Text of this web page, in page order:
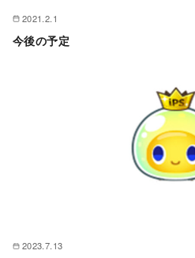
2021.2.1
今後の予定
2023.7.13